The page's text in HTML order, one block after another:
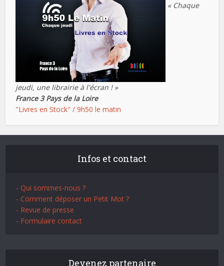
« Chaque
jeudi, une librairie à l'écran ! »
France 3 Pays de la Loire
"Livres en Stock" / 9h50 le matin
Infos et contact
- Qui sommes-nous ?
- Comment déposer un Petit Mot ?
- Revue de presse
- Formulaire contact
Devenez partenaire